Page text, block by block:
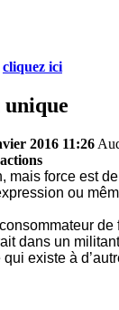
cliquez ici
2016 11:26
mais force est
ou
dans un
existe à